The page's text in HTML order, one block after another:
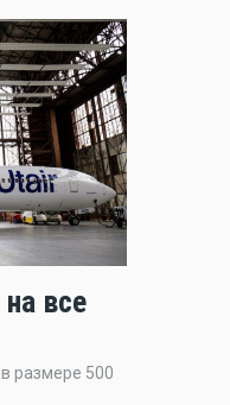
все
размере 500